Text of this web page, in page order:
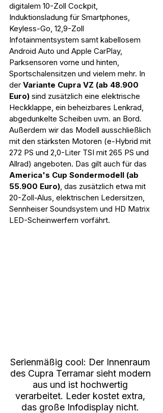
digitalem 10-Zoll Cockpit,
Induktionsladung für Smartphones,
Keyless-Go, 12,9-Zoll
Infotainmentsystem samt kabellosem
Android Auto und Apple CarPlay,
Parksensoren vorne und hinten,
Sportschalensitzen und vielem mehr. In
der Variante Cupra VZ (ab 48.900
Euro) sind zusätzlich eine elektrische
Heckklappe, ein beheizbares Lenkrad,
abgedunkelte Scheiben uvm. an Bord.
Außerdem wir das Modell ausschließlich
mit den stärksten Motoren (e-Hybrid mit
272 PS und 2,0-Liter TSI mit 265 PS und
Allrad) angeboten. Das gilt auch für das
America's Cup Sondermodell (ab
55.900 Euro) , das zusätzlich etwa mit
20-Zoll-Alus, elektrischen Ledersitzen,
Sennheiser Soundsystem und HD Matrix
LED-Scheinwerfern vorfährt.
Serienmäßig cool: Der Innenraum
des Cupra Terramar sieht modern
aus und ist hochwertig
verarbeitet. Leder kostet extra,
das große Infodisplay nicht.